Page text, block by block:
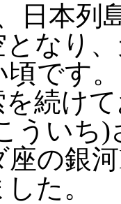
日本列
なり
頃です
続け
ういち
の銀
た。